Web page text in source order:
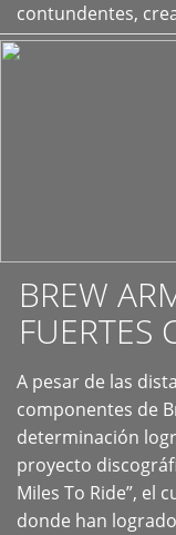
contundentes,
BREW
FUERTES
A pesar de las
componentes de
determinación
proyecto
Miles To Ride”, el
donde han